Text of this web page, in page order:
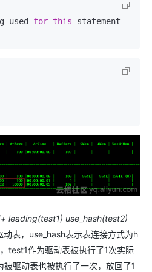
used for this statement
+ leading(test1) use_hash(test2)
表，use_hash表示表连接方式为h
test1作为驱动表被执行了1次实际
驱动表也被执行了一次，放回了1